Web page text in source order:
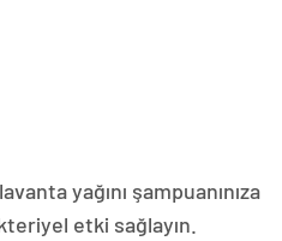
yağını şampuanınıza
etki sağlayın.